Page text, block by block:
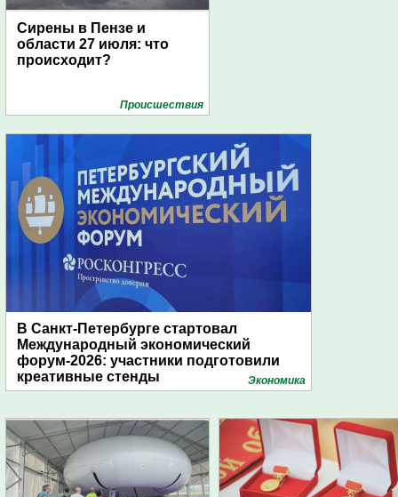
Сирены в Пензе и
области 27 июля: что
происходит?
Проиcшествия
В Санкт-Петербурге стартовал
Международный экономический
форум-2026: участники подготовили
креативные стенды
Экономика